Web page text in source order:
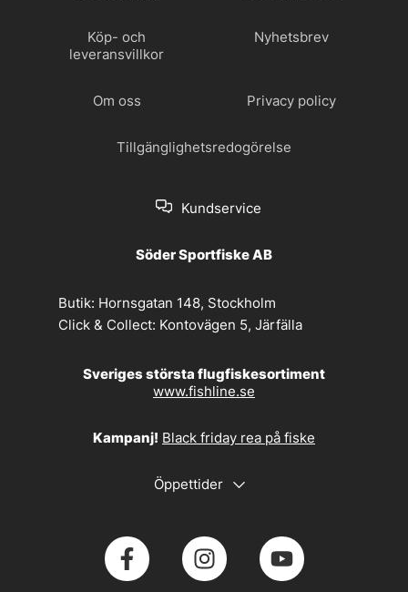
Köp- och
leveransvillkor
Nyhetsbrev
Om oss Privacy policy
Tillgänglighetsredogörelse
Kundservice
Söder Sportfiske AB
Butik: Hornsgatan 148, Stockholm
Click & Collect: Kontovägen 5, Järfälla
Sveriges största flugfiskesortiment
www.fishline.se
Kampanj! Black friday rea på fiske
Öppettider